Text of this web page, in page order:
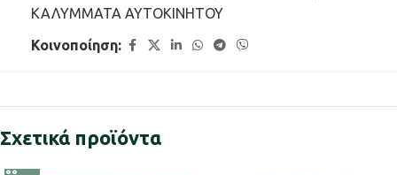
ΚΑΛΥΜΜΑΤΑ ΑΥΤΟΚΙΝΗΤΟΥ
Κοινοποίηση:
Σχετικά προϊόντα